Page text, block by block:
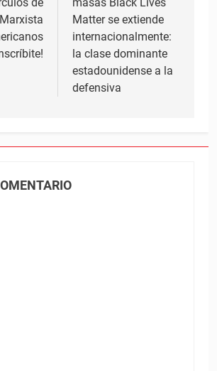
Matter se extiende
internacionalmente:
la clase dominante
estadounidense a la
defensiva